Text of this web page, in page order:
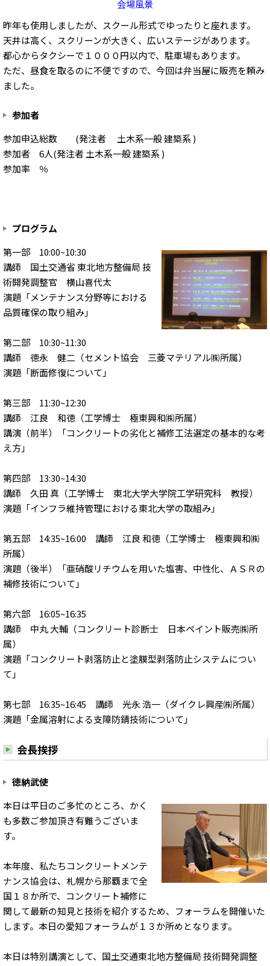
会場風景
昨年も使用しましたが、スクール形式でゆったりと座れます。
天井は高く、スクリーンが大きく、広いステージがあります。
都心からタクシーで１０００円以内で、駐車場もあります。
ただ、昼食を取るのに不便ですので、今回は弁当屋に販売を頼み
ました。
参加者
参加申込総数 (発注者 土木系一般 建築系 )
参加者 6人(発注者 土木系一般 建築系 )
参加率 ％
プログラム
第一部 10:00~10:30
講師 国土交通省 東北地方整備局 技
術開発調整官 横山喜代太
演題「メンテナンス分野等における
品質確保の取り組み」
第二部 10:30~11:30
講師 徳永 健二（セメント協会 三菱マテリアル㈱所属）
演題「断面修復について」
第三部 11:30~12:30
講師 江良 和徳（工学博士 極東興和㈱所属）
講演（前半）「コンクリートの劣化と補修工法選定の基本的な考
え方」
第四部 13:30~14:30
講師 久田 真（工学博士 東北大学大学院工学研究科 教授）
演題「インフラ維持管理における東北大学の取組み」
第五部 14:35~16:00 講師 江良 和徳（工学博士 極東興和㈱
所属）
演題（後半）「亜硝酸リチウムを用いた塩害、中性化、ＡＳＲの
補修技術について」
第六部 16:05~16:35
講師 中丸 大輔（コンクリート診断士 日本ペイント販売㈱所
属）
演題「コンクリート剥落防止と塗膜型剥落防止システムについ
て」
第七部 16:35~16:45 講師 光永 浩一（ダイクレ興産㈱所属）
演題「金属溶射による支障防錆技術について」
会長挨拶
徳納武使
本日は平日のご多忙のところ、かく
も多数ご参加頂き有難うございま
す。
本年度、私たちコンクリートメンテ
ナンス協会は、札幌から那覇まで全
国１８か所で、コンクリート補修に
関して最新の知見と技術を紹介するため、フォーラムを開催いた
します。本日の愛知フォーラムが１３か所めとなります。
本日は特別講演として、国土交通東北地方整備局 技術開発調整